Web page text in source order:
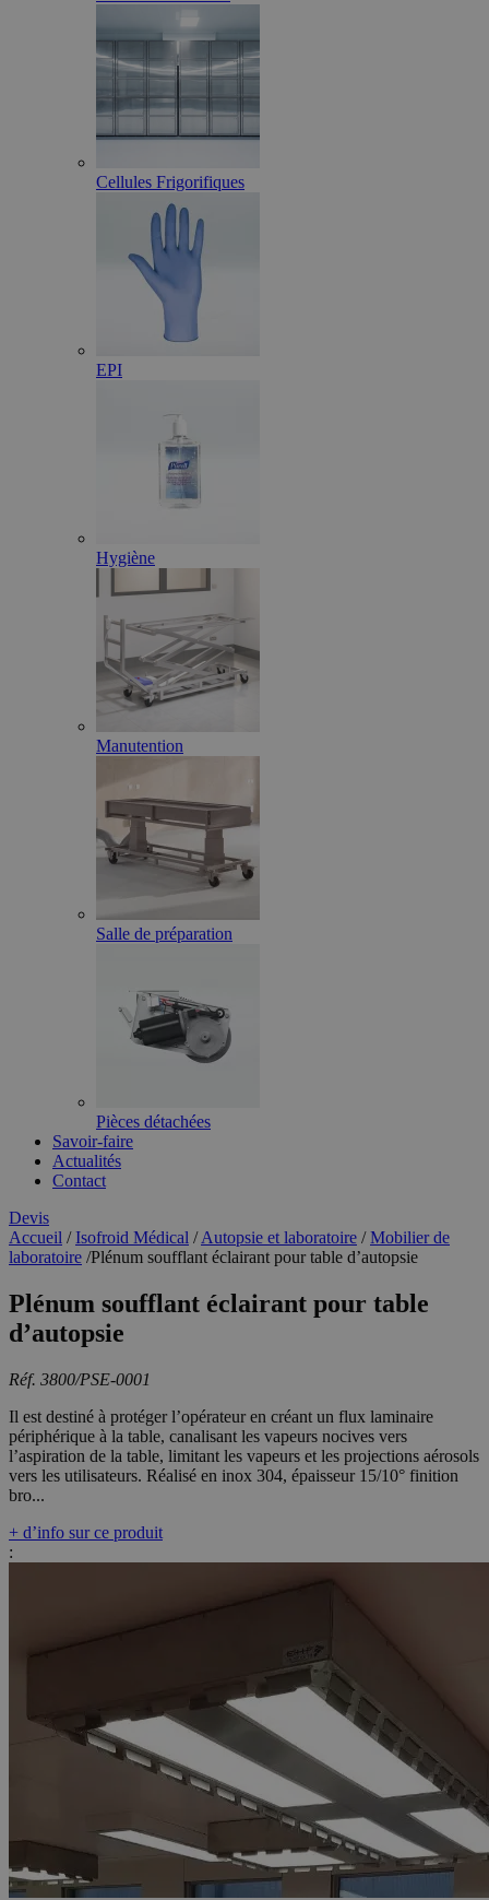
Cellules Frigorifiques
EPI
Hygiène
Manutention
Salle de préparation
Pièces détachées
Savoir-faire
Actualités
Contact
Devis
Accueil /Isofroid Médical /Autopsie et laboratoire /Mobilier de
laboratoire /Plénum soufflant éclairant pour table d’autopsie
Plénum soufflant éclairant pour table
d’autopsie
Réf. 3800/PSE-0001
Il est destiné à protéger l’opérateur en créant un flux laminaire
périphérique à la table, canalisant les vapeurs nocives vers
l’aspiration de la table, limitant les vapeurs et les projections aérosols
vers les utilisateurs. Réalisé en inox 304, épaisseur 15/10° finition
bro...
+ d’info sur ce produit
: